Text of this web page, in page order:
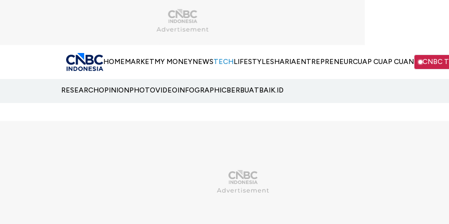
HOMEMARKETMY MONEYNEWSTECHLIFESTYLESHARIAENTREPRENEURCUAP CUAP CUAN CNBC
RESEARCHOPINIONPHOTOVIDEOINFOGRAPHICBERBUATBAIK.ID